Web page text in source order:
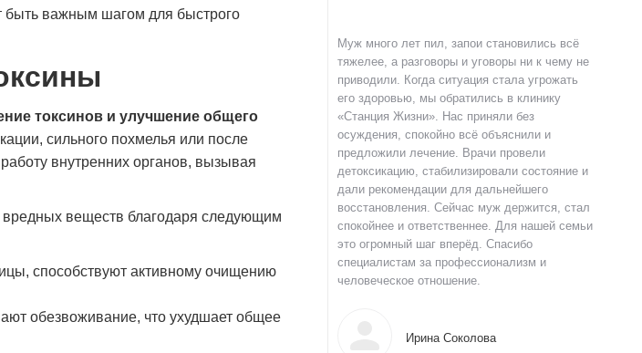
быть важным шагом для быстрого
токсинов и улучшение общего
сильного похмелья или после
внутренних органов, вызывая
вредных веществ благодаря следующим
способствуют активному очищению
обезвоживание, что ухудшает общее
В
предложили
мной
гораздо
клинику
Обратился в «Станция Жизни» по совету
детоксикацию и предложили реабилитацию.
Было непросто, но поддержка специалистов
нотаций, а реально помогают разобраться в
будущее. Спасибо врачам за терпение и веру.
Муж много лет пил, запои становились всё
тяжелее, а разговоры и уговоры ни к чему не
приводили. Когда ситуация стала угрожать
его здоровью, мы обратились в клинику
«Станция Жизни». Нас приняли без
осуждения, спокойно всё объяснили и
предложили лечение. Врачи провели
детоксикацию, стабилизировали состояние и
дали рекомендации для дальнейшего
восстановления. Сейчас муж держится, стал
спокойнее и ответственнее. Для нашей семьи
это огромный шаг вперёд. Спасибо
специалистам за профессионализм и
человеческое отношение.
Ирина Соколова